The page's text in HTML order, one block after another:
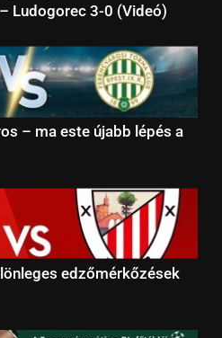
Ludogorec 3-0 (Videó)
– ma este újabb lépés a
edzőmérkőzések